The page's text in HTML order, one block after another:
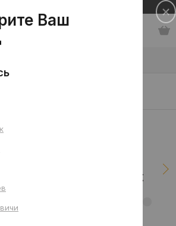
клиенты/проекты
Ваш